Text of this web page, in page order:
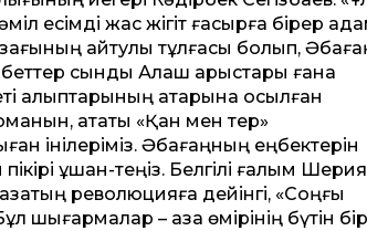
есімді жас жігіт ғасырға бірер
айтулы тұлғасы болып,
сынды Алаш арыстары ғана
алыптарының қатарына қосылған
атақты «Қан мен тер»
інілеріміз. Әбағаңның еңбектерін
ұшан-теңіз. Белгілі ғалым
революцияға де­йінгі, «Соңғы
шығармалар – қазақ өмірінің бүтін бір